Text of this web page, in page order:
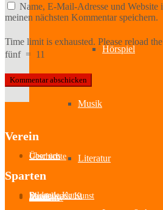
Hörspiel
Musik
Literatur
Name, E-Mail-Adresse und Website
meinen nächsten Kommentar speichern.
Time limit is exhausted. Please reload
fünf = 11
Verein
Über uns
Geschichte
Sparten
Bildende Kunst
Darstellende Kunst
Musik
Literatur
Aussteller